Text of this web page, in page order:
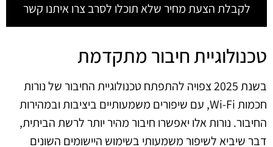
לקבלת הצעת מחיר שלא תוכלו לסרב צרו איתנו קשר
טכנולוגיית חיבור מתקדמת
בשנת 2025 צפויה להתפתח טכנולוגיית החיבור של נורות
חכמות Wi-Fi, עם שיפורים משמעותיים ביציבות ובמהירות
החיבור. נורות אלו יאפשרו חיבור מהיר יותר לרשת הביתית,
דבר שיביא לשיפור משמעותי בשימוש היישומים השונים